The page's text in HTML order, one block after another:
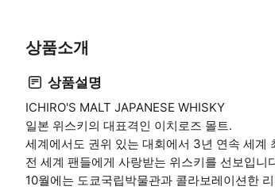
상품소개
상품설명
ICHIRO'S MALT JAPANESE WHISKY
일본 위스키의 대표격인 이치로즈 몰트.
세계에서도 권위 있는 대회에서 3년 연속 세계
전 세계 팬들에게 사랑받는 위스키를 선보입니
10월에는 도쿄국립박물관과 콜라보레이션한